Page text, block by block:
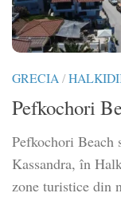
GRECIA /
Pefkochori
Pefkochori Beach
Kassandra, în
zone turistice din